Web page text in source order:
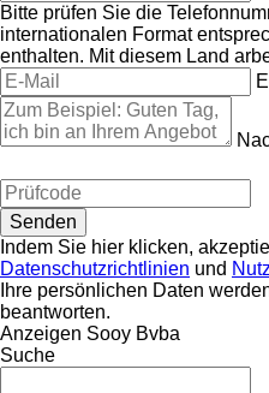
Bitte prüfen Sie die
internationalen Format
enthalten. Mit diesem Land
Indem Sie hier klicken,
Datenschutzrichtlinien und
Ihre persönlichen Daten
beantworten.
Anzeigen Sooy Bvba
Suche